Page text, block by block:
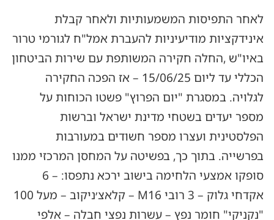
לאחר התפיסות המשמעותיות ולאחר קבלת
אינידקציות מודיעיניות להעברת אמל"ח לגורמי טרור
באיו"ש ,החלה חקירה המשותפת עם שירות הביטחון
הכללי עד ליום 15/06/25 – אז הפכה החקירה
לגלויה. במסגרת "יום הפרוץ" פשטו הכוחות על
מספר יעדים בשטחי מדינת ישראל וברשות
הפלסטינית ועצרו מספר חשודים במעורבות
בפרשייה. בתוך כך, בפשיטה על המחסן המרכזי ממנו
סופקו אמצעי הלחימה בישוב ירכא נתפסו: – 6
אקדחי גלוק – 3 רובי M16 – קלאצ׳ניקוב – מעל 100
"נקניקי" חומר נפץ – עשרות נפצי חבלה – אלפי